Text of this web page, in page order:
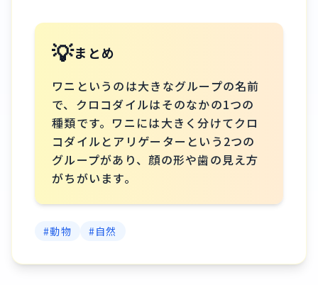
💡まとめ
ワニというのは大きなグループの名前
で、クロコダイルはそのなかの1つの
種類です。ワニには大きく分けてクロ
コダイルとアリゲーターという2つの
グループがあり、顔の形や歯の見え方
がちがいます。
#動物 #自然